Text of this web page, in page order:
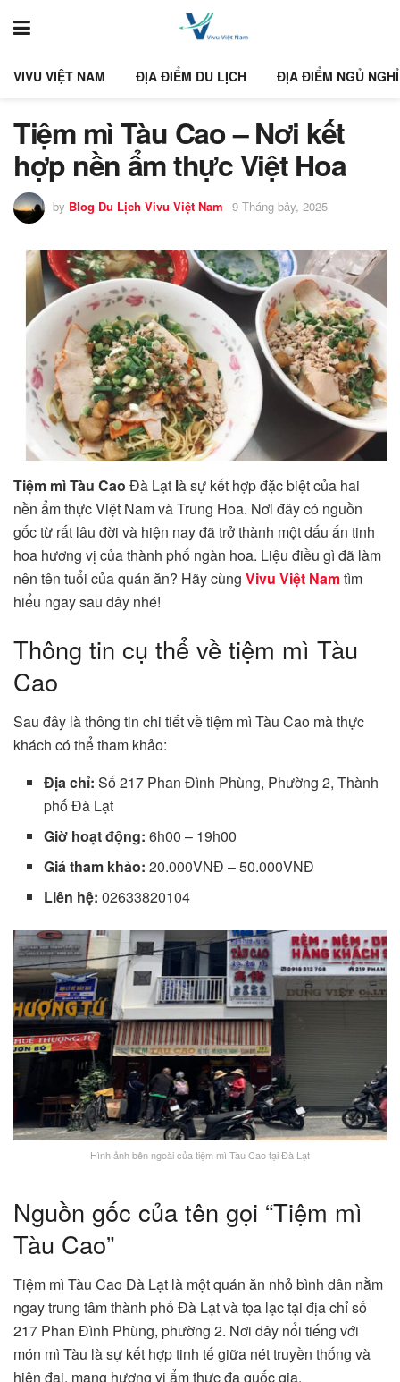
VIVU VIỆT NAM ĐỊA ĐIỂM DU LỊCH ĐỊA ĐIỂM NGỦ NGHỈ
Tiệm mì Tàu Cao – Nơi kết
hợp nền ẩm thực Việt Hoa
by Blog Du Lịch Vivu Việt Nam 9 Tháng bảy, 2025
Tiệm mì Tàu Cao Đà Lạt là sự kết hợp đặc biệt của hai
nền ẩm thực Việt Nam và Trung Hoa. Nơi đây có nguồn
gốc từ rất lâu đời và hiện nay đã trở thành một dấu ấn tinh
hoa hương vị của thành phố ngàn hoa. Liệu điều gì đã làm
nên tên tuổi của quán ăn? Hãy cùng Vivu Việt Namtìm
hiểu ngay sau đây nhé!
Thông tin cụ thể về tiệm mì Tàu
Cao
Sau đây là thông tin chi tiết về tiệm mì Tàu Cao mà thực
khách có thể tham khảo:
Địa chỉ: Số 217 Phan Đình Phùng, Phường 2, Thành
phố Đà Lạt
Giờ hoạt động: 6h00 – 19h00
Giá tham khảo: 20.000VNĐ – 50.000VNĐ
Liên hệ: 02633820104
Hình ảnh bên ngoài của tiệm mì Tàu Cao tại Đà Lạt
Nguồn gốc của tên gọi “Tiệm mì
Tàu Cao”
Tiệm mì Tàu Cao Đà Lạt là một quán ăn nhỏ bình dân nằm
ngay trung tâm thành phố Đà Lạt và tọa lạc tại địa chỉ số
217 Phan Đình Phùng, phường 2. Nơi đây nổi tiếng với
món mì Tàu là sự kết hợp tinh tế giữa nét truyền thống và
hiện đại, mang hương vị ẩm thực đa quốc gia.